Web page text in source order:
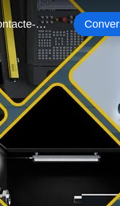
Contacte-Nos